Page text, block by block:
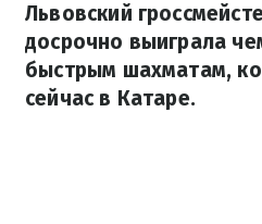
Львовский
досрочно выиграла
быстрым шахматам,
сейчас в Катаре.